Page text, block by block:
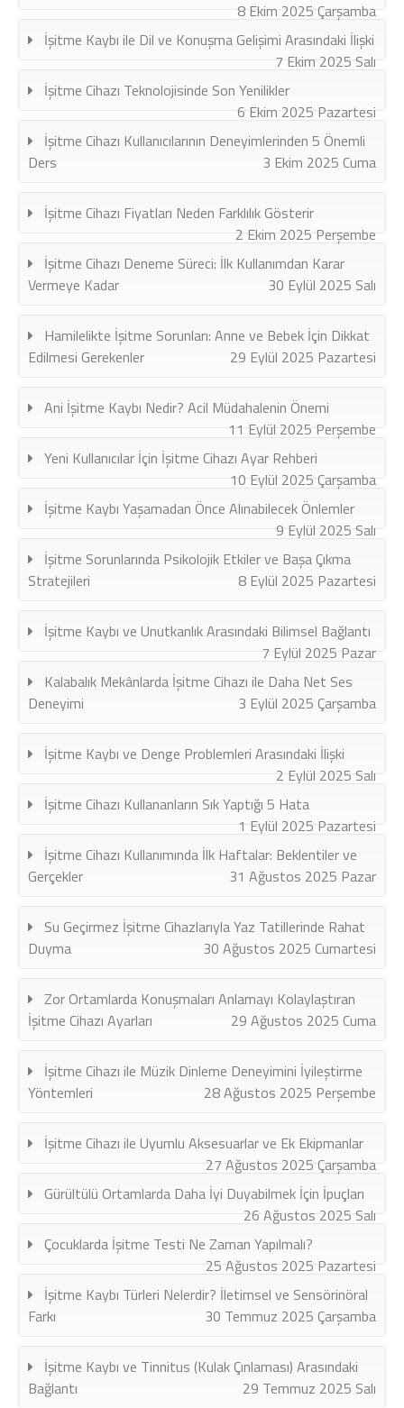
8 Ekim 2025 Çarşamba
İşitme Kaybı ile Dil ve Konuşma Gelişimi Arasındaki İlişki
7 Ekim 2025 Salı
İşitme Cihazı Teknolojisinde Son Yenilikler
6 Ekim 2025 Pazartesi
İşitme Cihazı Kullanıcılarının Deneyimlerinden 5 Önemli
Ders
3 Ekim 2025 Cuma
İşitme Cihazı Fiyatları Neden Farklılık Gösterir
2 Ekim 2025 Perşembe
İşitme Cihazı Deneme Süreci: İlk Kullanımdan Karar
Vermeye Kadar
30 Eylül 2025 Salı
Hamilelikte İşitme Sorunları: Anne ve Bebek İçin Dikkat
Edilmesi Gerekenler
29 Eylül 2025 Pazartesi
Ani İşitme Kaybı Nedir? Acil Müdahalenin Önemi
11 Eylül 2025 Perşembe
Yeni Kullanıcılar İçin İşitme Cihazı Ayar Rehberi
10 Eylül 2025 Çarşamba
İşitme Kaybı Yaşamadan Önce Alınabilecek Önlemler
9 Eylül 2025 Salı
İşitme Sorunlarında Psikolojik Etkiler ve Başa Çıkma
Stratejileri
8 Eylül 2025 Pazartesi
İşitme Kaybı ve Unutkanlık Arasındaki Bilimsel Bağlantı
7 Eylül 2025 Pazar
Kalabalık Mekânlarda İşitme Cihazı ile Daha Net Ses
Deneyimi
3 Eylül 2025 Çarşamba
İşitme Kaybı ve Denge Problemleri Arasındaki İlişki
2 Eylül 2025 Salı
İşitme Cihazı Kullananların Sık Yaptığı 5 Hata
1 Eylül 2025 Pazartesi
İşitme Cihazı Kullanımında İlk Haftalar: Beklentiler ve
Gerçekler
31 Ağustos 2025 Pazar
Su Geçirmez İşitme Cihazlarıyla Yaz Tatillerinde Rahat
Duyma
30 Ağustos 2025 Cumartesi
Zor Ortamlarda Konuşmaları Anlamayı Kolaylaştıran
İşitme Cihazı Ayarları
29 Ağustos 2025 Cuma
İşitme Cihazı ile Müzik Dinleme Deneyimini İyileştirme
Yöntemleri
28 Ağustos 2025 Perşembe
İşitme Cihazı ile Uyumlu Aksesuarlar ve Ek Ekipmanlar
27 Ağustos 2025 Çarşamba
Gürültülü Ortamlarda Daha İyi Duyabilmek İçin İpuçları
26 Ağustos 2025 Salı
Çocuklarda İşitme Testi Ne Zaman Yapılmalı?
25 Ağustos 2025 Pazartesi
İşitme Kaybı Türleri Nelerdir? İletimsel ve Sensörinöral
Farkı
30 Temmuz 2025 Çarşamba
İşitme Kaybı ve Tinnitus (Kulak Çınlaması) Arasındaki
Bağlantı
29 Temmuz 2025 Salı